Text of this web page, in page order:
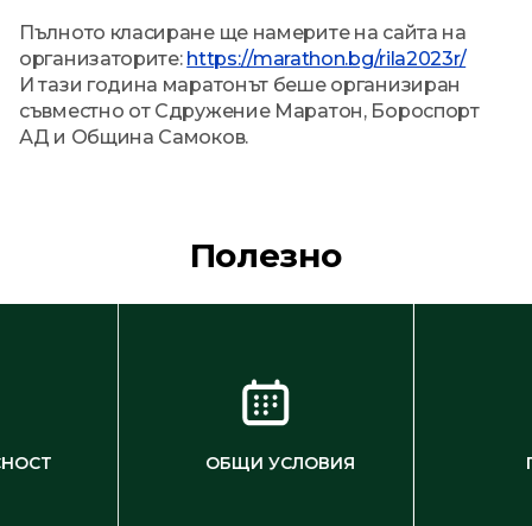
Пълното класиране ще намерите на сайта на
организаторите: https://marathon.bg/rila2023r/
И тази година маратонът беше организиран
съвместно от Сдружение Маратон, Бороспорт
АД и Община Самоков.
Полезно
ОБЩИ УСЛОВИЯ